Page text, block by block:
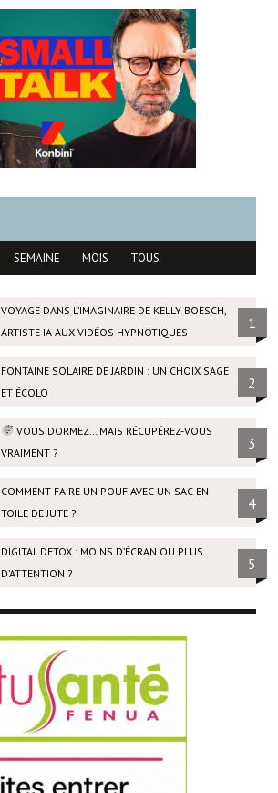
SEMAINE MOIS TOUS
VOYAGE DANS L’IMAGINAIRE DE KELLY BOESCH,
ARTISTE IA AUX VIDÉOS HYPNOTIQUES
1
FONTAINE SOLAIRE DE JARDIN : UN CHOIX SAGE
ET ÉCOLO
2
VOUS DORMEZ… MAIS RÉCUPÉREZ-VOUS
VRAIMENT ?
3
COMMENT FAIRE UN POUF AVEC UN SAC EN
TOILE DE JUTE ?
4
DIGITAL DETOX : MOINS D’ÉCRAN OU PLUS
D’ATTENTION ?
5